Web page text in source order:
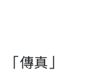
「傳真」